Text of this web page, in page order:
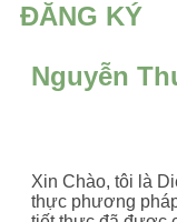
ĐĂNG KÝ
Nguyễn
Xin Chào, tôi là
thực phương